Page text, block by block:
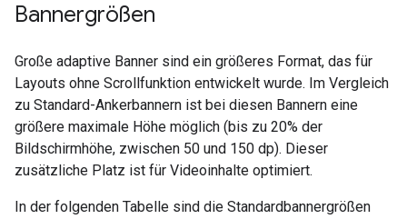
Bannergrößen
Große adaptive Banner sind ein größeres Format, das für
Layouts ohne Scrollfunktion entwickelt wurde. Im Vergleich
zu Standard-Ankerbannern ist bei diesen Bannern eine
größere maximale Höhe möglich (bis zu 20% der
Bildschirmhöhe, zwischen 50 und 150 dp). Dieser
zusätzliche Platz ist für Videoinhalte optimiert.
In der folgenden Tabelle sind die Standardbannergrößen